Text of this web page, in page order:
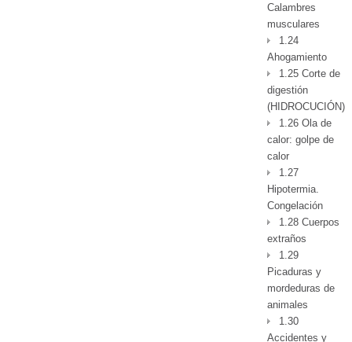
Calambres
musculares
1.24
Ahogamiento
1.25 Corte de
digestión
(HIDROCUCIÓN)
1.26 Ola de
calor: golpe de
calor
1.27
Hipotermia.
Congelación
1.28 Cuerpos
extraños
1.29
Picaduras y
mordeduras de
animales
1.30
Accidentes y